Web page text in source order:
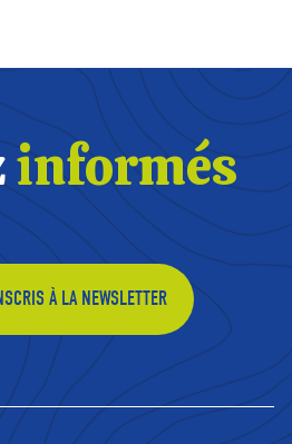
informés
À LA NEWSLETTER